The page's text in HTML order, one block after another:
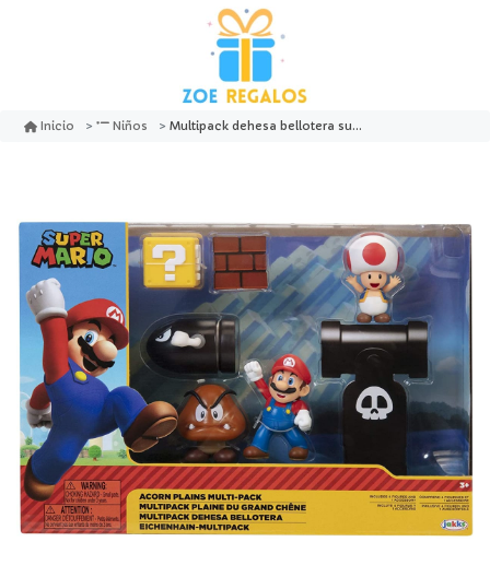
Inicio Niños Multipack dehesa bellotera super mario - jakks pacific